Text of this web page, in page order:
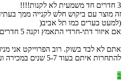
3 חדרים חד משמעית לא לקנות!!!!
זה מוצר עם ביקוש חלש לקנייה ממך
(למעט בערים כמו תל אביב(
אם איזור דתי-חרדי התאמץ וקנה 5 חדרים!
להתחרות איתם בעוד 5-7 שנים במכירה ועוד במוצר חלש?!
ב